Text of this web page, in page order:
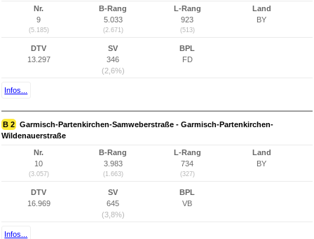
Nr.
9
(5.185)
B-Rang
5.033
(2.671)
L-Rang
923
(513)
Land
BY
DTV
13.297
SV
346
(2,6%)
BPL
FD
Infos...
B 2 Garmisch-Partenkirchen-Samweberstraße - Garmisch-Partenkirchen-
Wildenauerstraße
Nr.
10
(3.057)
B-Rang
3.983
(1.663)
L-Rang
734
(327)
Land
BY
DTV
16.969
SV
645
(3,8%)
BPL
VB
Infos...